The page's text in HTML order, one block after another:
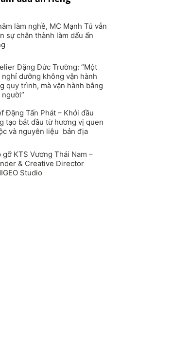
làm nghề, MC Mạnh Tú vẫn
sự chân thành làm dấu ấn
Đặng Đức Trường: “Một
nghỉ dưỡng không vận hành
quy trình, mà vận hành bằng
Đặng Tấn Phát – Khởi đầu
tạo bắt đầu từ hương vị quen
và nguyên liệu bản địa
gỡ KTS Vương Thái Nam –
& Creative Director
Studio